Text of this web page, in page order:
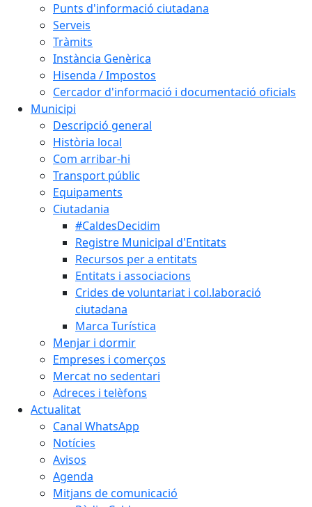
Punts d'informació ciutadana
Serveis
Tràmits
Instància Genèrica
Hisenda / Impostos
Cercador d'informació i documentació oficials
Municipi
Descripció general
Història local
Com arribar-hi
Transport públic
Equipaments
Ciutadania
#CaldesDecidim
Registre Municipal d'Entitats
Recursos per a entitats
Entitats i associacions
Crides de voluntariat i col.laboració
ciutadana
Marca Turística
Menjar i dormir
Empreses i comerços
Mercat no sedentari
Adreces i telèfons
Actualitat
Canal WhatsApp
Notícies
Avisos
Agenda
Mitjans de comunicació